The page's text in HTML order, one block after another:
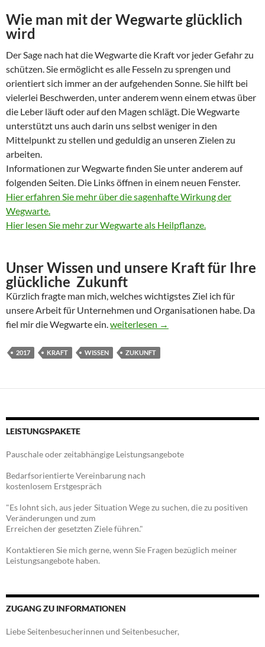
Wie man mit der Wegwarte glücklich
wird
Der Sage nach hat die Wegwarte die Kraft vor jeder Gefahr zu
schützen. Sie ermöglicht es alle Fesseln zu sprengen und
orientiert sich immer an der aufgehenden Sonne. Sie hilft bei
vielerlei Beschwerden, unter anderem wenn einem etwas über
die Leber läuft oder auf den Magen schlägt. Die Wegwarte
unterstützt uns auch darin uns selbst weniger in den
Mittelpunkt zu stellen und geduldig an unseren Zielen zu
arbeiten.
Informationen zur Wegwarte finden Sie unter anderem auf
folgenden Seiten. Die Links öffnen in einem neuen Fenster.
Hier erfahren Sie mehr über die sagenhafte Wirkung der
Wegwarte.
Hier lesen Sie mehr zur Wegwarte als Heilpflanze.
Unser Wissen und unsere Kraft für Ihre
glückliche Zukunft
Kürzlich fragte man mich, welches wichtigstes Ziel ich für
unsere Arbeit für Unternehmen und Organisationen habe. Da
fiel mir die Wegwarte ein.Wir wünschen ein glückliches Jahr
weiterlesen →
2017 KRAFT WISSEN ZUKUNFT
LEISTUNGSPAKETE
Pauschale oder zeitabhängige Leistungsangebote
Bedarfsorientierte Vereinbarung nach
kostenlosem Erstgespräch
"Es lohnt sich, aus jeder Situation Wege zu suchen, die zu positiven
Veränderungen und zum
Erreichen der gesetzten Ziele führen."
Kontaktieren Sie mich gerne, wenn Sie Fragen bezüglich meiner
Leistungsangebote haben.
ZUGANG ZU INFORMATIONEN
Liebe Seitenbesucherinnen und Seitenbesucher,